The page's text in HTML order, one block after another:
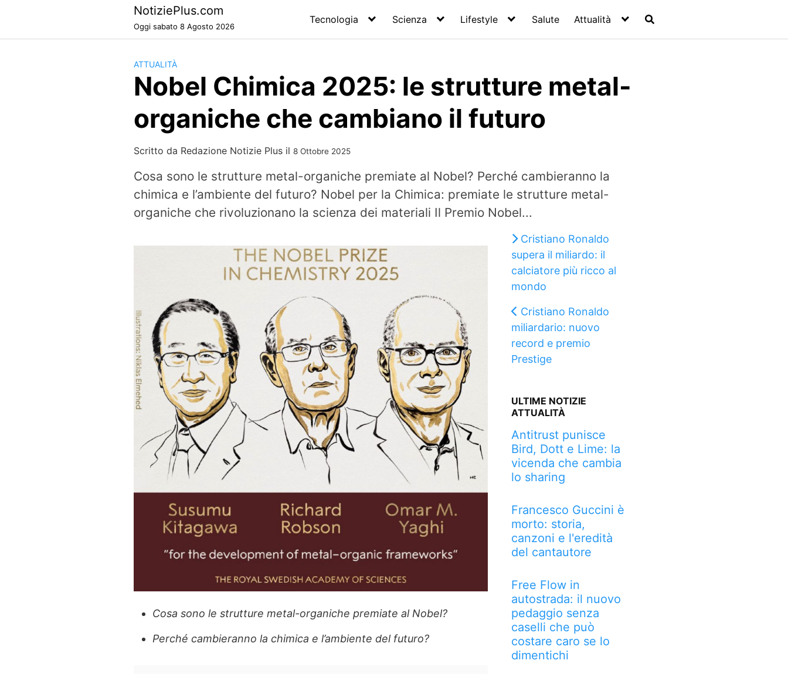
NotiziePlus.com
Oggi sabato 8 Agosto 2026
Tecnologia Scienza Lifestyle Salute Attualità
ATTUALITÀ
Nobel Chimica 2025: le strutture metal-
organiche che cambiano il futuro
Scritto da Redazione Notizie Plus il 8 Ottobre 2025
Cosa sono le strutture metal-organiche premiate al Nobel? Perché cambieranno la
chimica e l’ambiente del futuro? Nobel per la Chimica: premiate le strutture metal-
organiche che rivoluzionano la scienza dei materiali Il Premio Nobel...
Cosa sono le strutture metal-organiche premiate al Nobel?
Perché cambieranno la chimica e l’ambiente del futuro?
Cristiano Ronaldo
supera il miliardo: il
calciatore più ricco al
mondo
Cristiano Ronaldo
miliardario: nuovo
record e premio
Prestige
ULTIME NOTIZIE
ATTUALITÀ
Antitrust punisce
Bird, Dott e Lime: la
vicenda che cambia
lo sharing
Francesco Guccini è
morto: storia,
canzoni e l'eredità
del cantautore
Free Flow in
autostrada: il nuovo
pedaggio senza
caselli che può
costare caro se lo
dimentichi